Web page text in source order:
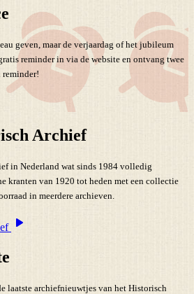
geven, maar de verjaardag of het jubileum
reminder in via de website en ontvang twee
reminder!
Archief
in Nederland wat sinds 1984 volledig
kranten van 1920 tot heden met een collectie
in meerdere archieven.
laatste archiefnieuwtjes van het Historisch